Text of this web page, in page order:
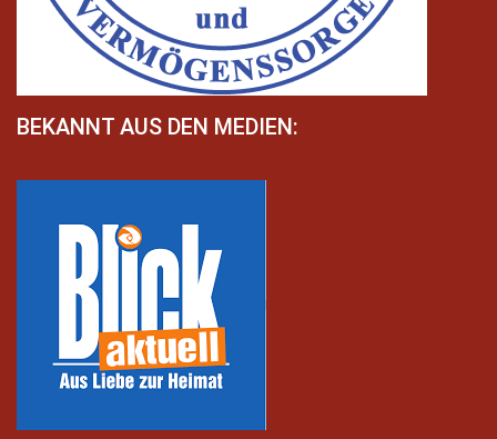
BEKANNT AUS DEN MEDIEN: